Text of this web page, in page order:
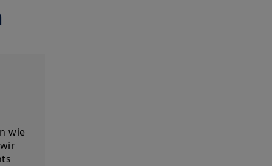
wie